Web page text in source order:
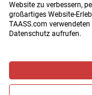
Website zu verbessern,
großartiges Website-
TAASS.com
Datenschutz aufrufen.
2004–∞ © by The
(TAASS®). Dein
Alle Preise inkl.
Versandkosten